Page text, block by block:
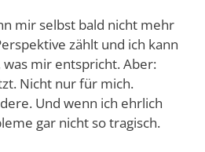
mir selbst bald nicht mehr
zählt und ich kann
mir entspricht. Aber:
Nicht nur für mich.
Und wenn ich ehrlich
gar nicht so tragisch.